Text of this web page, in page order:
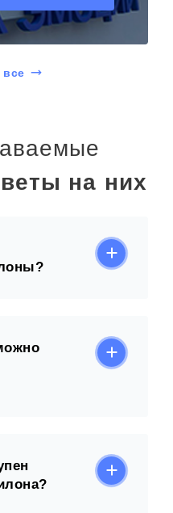
все
на них